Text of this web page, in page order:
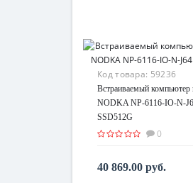
Код товара: 59236
Встраиваемый
NODKA NP-6116-IO-N-
SSD512G
0
40 869.00 руб.